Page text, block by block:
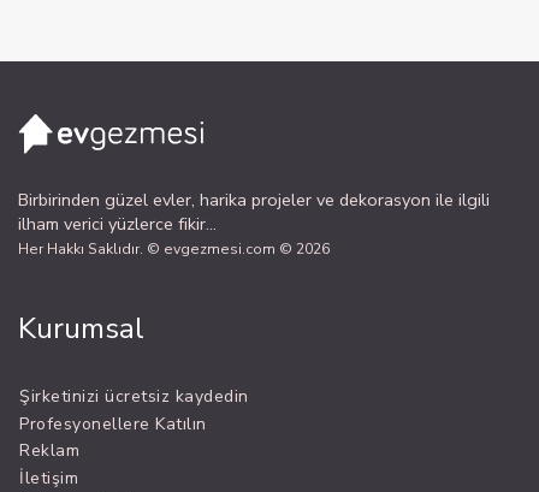
Birbirinden güzel evler, harika projeler ve dekorasyon ile ilgili
ilham verici yüzlerce fikir...
Her Hakkı Saklıdır. © evgezmesi.com © 2026
Kurumsal
Şirketinizi ücretsiz kaydedin
Profesyonellere Katılın
Reklam
İletişim